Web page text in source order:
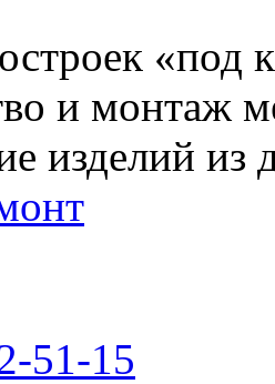
«под
и монтаж
изделий из
51-15